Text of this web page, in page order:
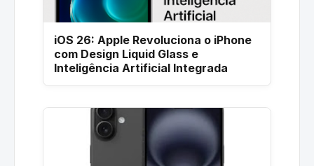
iOS 26: Apple Revoluciona o iPhone
com Design Liquid Glass e
Inteligência Artificial Integrada